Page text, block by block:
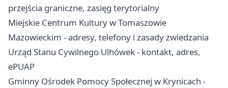
przejścia graniczne, zasięg terytorialny
Miejskie Centrum Kultury w Tomaszowie
Mazowieckim - adresy, telefony i zasady zwiedzania
Urząd Stanu Cywilnego Ulhówek - kontakt, adres,
ePUAP
Gminny Ośrodek Pomocy Społecznej w Krynicach -